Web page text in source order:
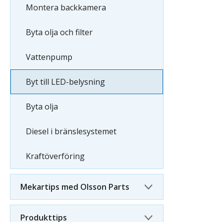
Montera backkamera
Byta olja och filter
Vattenpump
Byt till LED-belysning
Byta olja
Diesel i bränslesystemet
Kraftöverföring
Mekartips med Olsson Parts
Produkttips